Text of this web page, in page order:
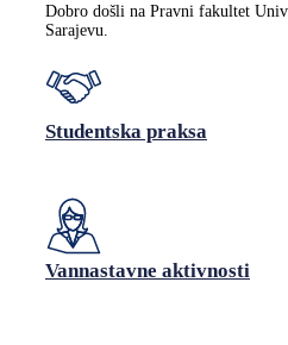
Dobro došli na Pravni fakultet
Sarajevu.
Studentska praksa
Vannastavne aktivnosti